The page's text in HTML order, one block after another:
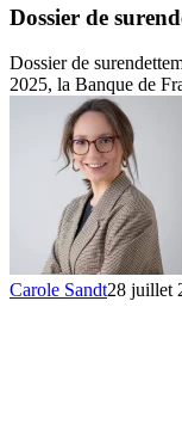
Dossier de
Dossier de
2025, la Banque de
Carole Sandt28 juillet